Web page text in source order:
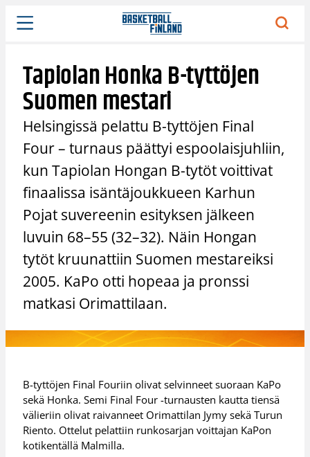
Siirry
sisältöön
Tapiolan Honka B-tyttöjen
Suomen mestari
Helsingissä pelattu B-tyttöjen Final
Four – turnaus päättyi espoolaisjuhliin,
kun Tapiolan Hongan B-tytöt voittivat
finaalissa isäntäjoukkueen Karhun
Pojat suvereenin esityksen jälkeen
luvuin 68–55 (32–32). Näin Hongan
tytöt kruunattiin Suomen mestareiksi
2005. KaPo otti hopeaa ja pronssi
matkasi Orimattilaan.
B-tyttöjen Final Fouriin olivat selvinneet suoraan KaPo
sekä Honka. Semi Final Four -turnausten kautta tiensä
välieriin olivat raivanneet Orimattilan Jymy sekä Turun
Riento. Ottelut pelattiin runkosarjan voittajan KaPon
kotikentällä Malmilla.